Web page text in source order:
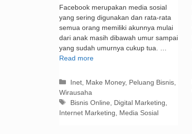
Facebook merupakan media sosial
yang sering digunakan dan rata-rata
semua orang memiliki akunnya mulai
dari anak masih dibawah umur sampai
yang sudah umurnya cukup tua. …
Read more
Kategori
Inet Make Money, Peluang Bisnis
Wirausaha
Tag
Bisnis Online Digital Marketing
Internet Marketing
Media Sosial